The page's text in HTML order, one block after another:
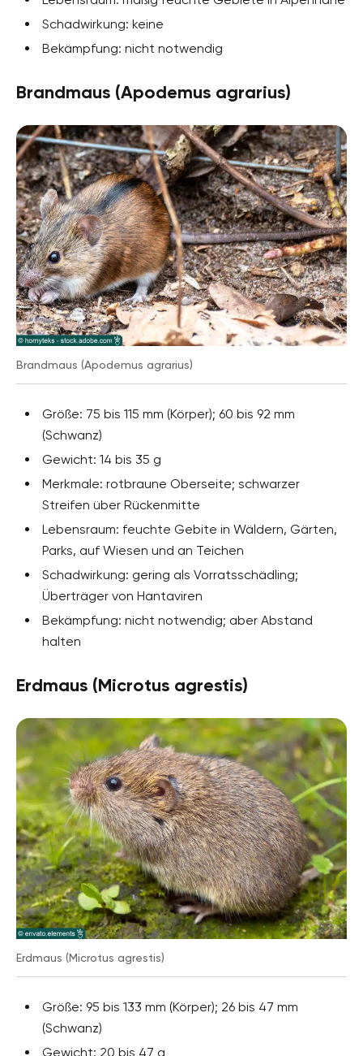
Schadwirkung: keine
Bekämpfung: nicht notwendig
Brandmaus (Apodemus agrarius)
Brandmaus (Apodemus agrarius)
Größe: 75 bis 115 mm (Körper); 60 bis 92 mm
(Schwanz)
Gewicht: 14 bis 35 g
Merkmale: rotbraune Oberseite; schwarzer
Streifen über Rückenmitte
Lebensraum: feuchte Gebite in Wäldern, Gärten,
Parks, auf Wiesen und an Teichen
Schadwirkung: gering als Vorratsschädling;
Überträger von Hantaviren
Bekämpfung: nicht notwendig; aber Abstand
halten
Erdmaus (Microtus agrestis)
Erdmaus (Microtus agrestis)
Größe: 95 bis 133 mm (Körper); 26 bis 47 mm
(Schwanz)
Gewicht: 20 bis 47 g